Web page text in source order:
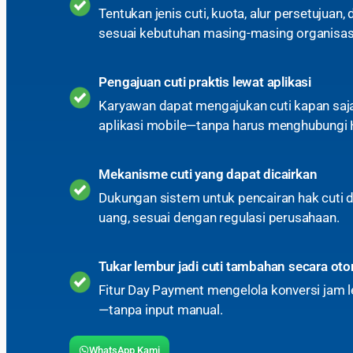
Tentukan jenis cuti, kuota, alur persetujuan,
sesuai kebutuhan masing-masing
Pengajuan cuti praktis lewat aplikasi
Karyawan dapat mengajukan cuti kapan
aplikasi mobile—tanpa harus menghubungi
Mekanisme cuti yang dapat dicairkan
Dukungan sistem untuk pencairan hak cuti
uang, sesuai dengan regulasi perusahaan.
Tukar lembur jadi cuti tambahan secara
Fitur Day Payment mengelola konversi
—tanpa input manual.
WhatsApp Kami